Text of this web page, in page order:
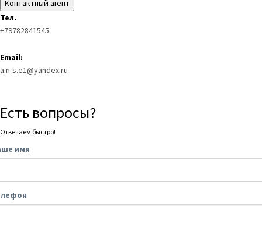
Контактный агент
Тел.
+79782841545
Email:
a.n-s.e1@yandex.ru
Есть вопросы?
Отвечаем быстро!
имя